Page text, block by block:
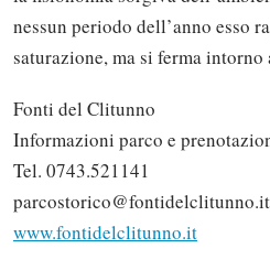
nessun periodo dell’anno esso
saturazione, ma si ferma intorno
Fonti del Clitunno
Informazioni parco e
Tel. 0743.521141
parcostorico@fontidelclitunno.it
www.fontidelclitunno.it